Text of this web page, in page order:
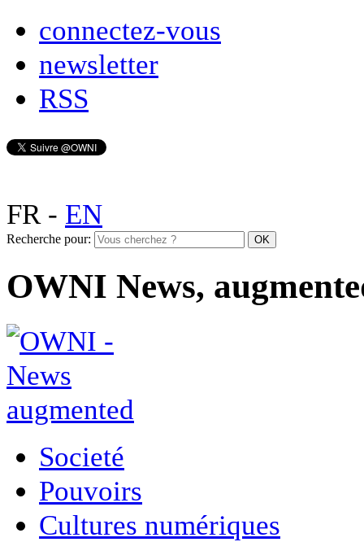
connectez-vous
newsletter
RSS
FR- EN
Recherche pour:
OWNI News,
Societé
Pouvoirs
Cultures numériques